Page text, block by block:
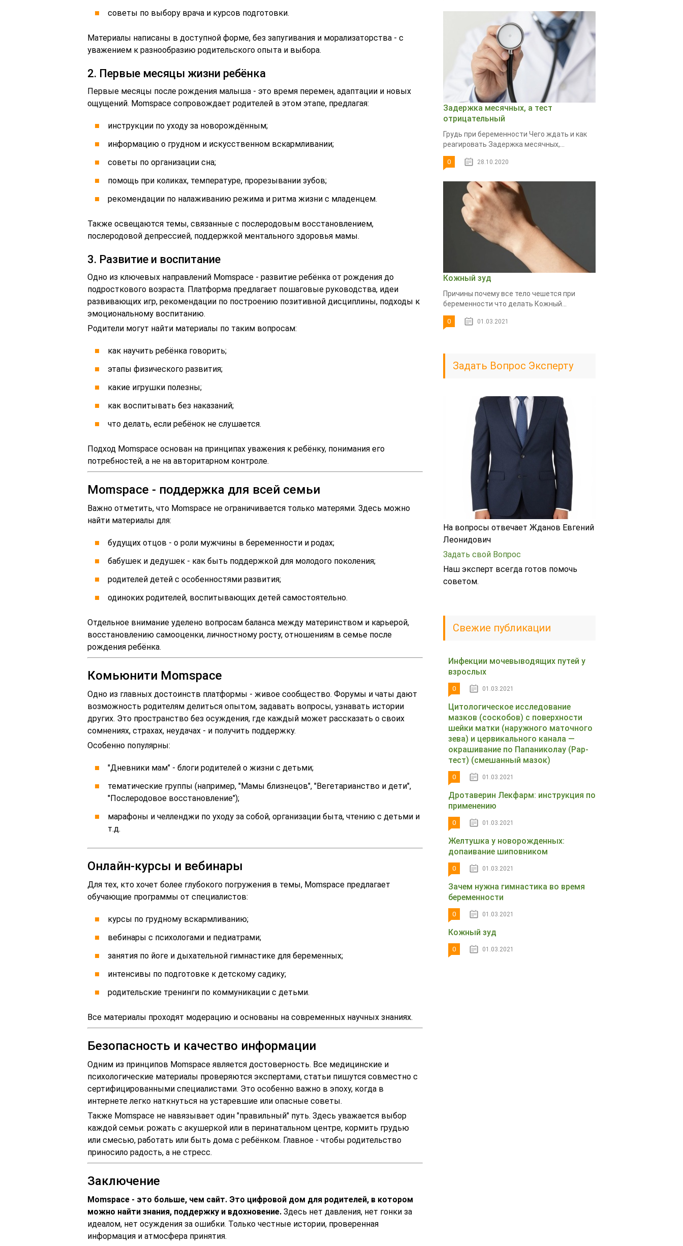
советы по выбору врача и курсов подготовки.
Материалы написаны в доступной форме, без запугивания и морализаторства - с
уважением к разнообразию родительского опыта и выбора.
2. Первые месяцы жизни ребёнка
Первые месяцы после рождения малыша - это время перемен, адаптации и новых
ощущений. Momspace сопровождает родителей в этом этапе, предлагая:
инструкции по уходу за новорождённым;
информацию о грудном и искусственном вскармливании;
советы по организации сна;
помощь при коликах, температуре, прорезывании зубов;
рекомендации по налаживанию режима и ритма жизни с младенцем.
Также освещаются темы, связанные с послеродовым восстановлением,
послеродовой депрессией, поддержкой ментального здоровья мамы.
3. Развитие и воспитание
Одно из ключевых направлений Momspace - развитие ребёнка от рождения до
подросткового возраста. Платформа предлагает пошаговые руководства, идеи
развивающих игр, рекомендации по построению позитивной дисциплины, подходы к
эмоциональному воспитанию.
Родители могут найти материалы по таким вопросам:
как научить ребёнка говорить;
этапы физического развития;
какие игрушки полезны;
как воспитывать без наказаний;
что делать, если ребёнок не слушается.
Подход Momspace основан на принципах уважения к ребёнку, понимания его
потребностей, а не на авторитарном контроле.
Momspace - поддержка для всей семьи
Важно отметить, что Momspace не ограничивается только матерями. Здесь можно
найти материалы для:
будущих отцов - о роли мужчины в беременности и родах;
бабушек и дедушек - как быть поддержкой для молодого поколения;
родителей детей с особенностями развития;
одиноких родителей, воспитывающих детей самостоятельно.
Отдельное внимание уделено вопросам баланса между материнством и карьерой,
восстановлению самооценки, личностному росту, отношениям в семье после
рождения ребёнка.
Комьюнити Momspace
Одно из главных достоинств платформы - живое сообщество. Форумы и чаты дают
возможность родителям делиться опытом, задавать вопросы, узнавать истории
других. Это пространство без осуждения, где каждый может рассказать о своих
сомнениях, страхах, неудачах - и получить поддержку.
Особенно популярны:
"Дневники мам" - блоги родителей о жизни с детьми;
тематические группы (например, "Мамы близнецов", "Вегетарианство и дети",
"Послеродовое восстановление");
марафоны и челленджи по уходу за собой, организации быта, чтению с детьми и
т.д.
Онлайн-курсы и вебинары
Для тех, кто хочет более глубокого погружения в темы, Momspace предлагает
обучающие программы от специалистов:
курсы по грудному вскармливанию;
вебинары с психологами и педиатрами;
занятия по йоге и дыхательной гимнастике для беременных;
интенсивы по подготовке к детскому садику;
родительские тренинги по коммуникации с детьми.
Все материалы проходят модерацию и основаны на современных научных знаниях.
Безопасность и качество информации
Одним из принципов Momspace является достоверность. Все медицинские и
психологические материалы проверяются экспертами, статьи пишутся совместно с
сертифицированными специалистами. Это особенно важно в эпоху, когда в
интернете легко наткнуться на устаревшие или опасные советы.
Также Momspace не навязывает один "правильный" путь. Здесь уважается выбор
каждой семьи: рожать с акушеркой или в перинатальном центре, кормить грудью
или смесью, работать или быть дома с ребёнком. Главное - чтобы родительство
приносило радость, а не стресс.
Заключение
Momspace - это больше, чем сайт. Это цифровой дом для родителей, в котором
можно найти знания, поддержку и вдохновение. Здесь нет давления, нет гонки за
идеалом, нет осуждения за ошибки. Только честные истории, проверенная
информация и атмосфера принятия.
Задержка месячных, а тест
отрицательный
Грудь при беременности Чего ждать и как
реагировать Задержка месячных,...
0 28.10.2020
Кожный зуд
Причины почему все тело чешется при
беременности что делать Кожный...
0 01.03.2021
Задать Вопрос Эксперту
На вопросы отвечает Жданов Евгений
Леонидович
Задать свой Вопрос
Наш эксперт всегда готов помочь
советом.
Свежие публикации
Инфекции мочевыводящих путей у
взрослых
0 01.03.2021
Цитологическое исследование
мазков (соскобов) с поверхности
шейки матки (наружного маточного
зева) и цервикального канала —
окрашивание по Папаниколау (Рар-
тест) (смешанный мазок)
0 01.03.2021
Дротаверин Лекфарм: инструкция по
применению
0 01.03.2021
Желтушка у новорожденных:
допаивание шиповником
0 01.03.2021
Зачем нужна гимнастика во время
беременности
0 01.03.2021
Кожный зуд
0 01.03.2021